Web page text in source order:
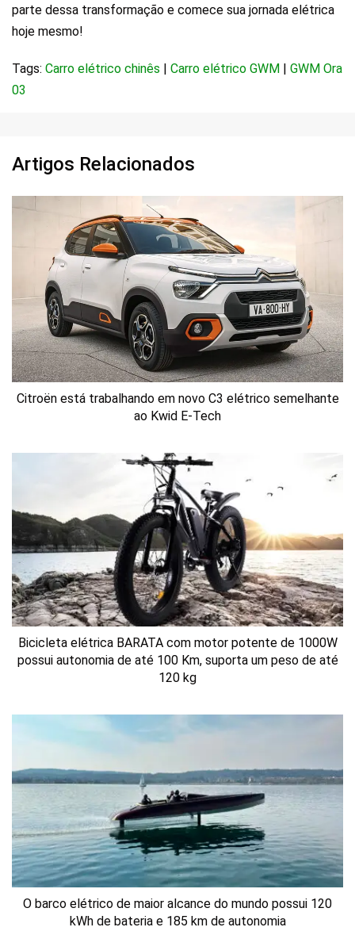
parte dessa transformação e comece sua jornada elétrica
hoje mesmo!
Tags: Carro elétrico chinês Carro elétrico GWM
GWM Ora
03
Artigos Relacionados
Citroën está trabalhando em novo C3 elétrico semelhante
ao Kwid E-Tech
Bicicleta elétrica BARATA com motor potente de 1000W
possui autonomia de até 100 Km, suporta um peso de até
120 kg
O barco elétrico de maior alcance do mundo possui 120
kWh de bateria e 185 km de autonomia